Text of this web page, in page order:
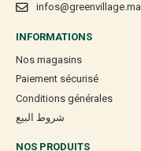
infos@greenvillage.ma
INFORMATIONS
Nos magasins
Paiement sécurisé
Conditions générales
شروط البيع
NOS PRODUITS